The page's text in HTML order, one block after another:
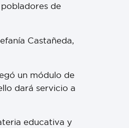
de
Castañeda,
un módulo de
dará servicio a
educativa y